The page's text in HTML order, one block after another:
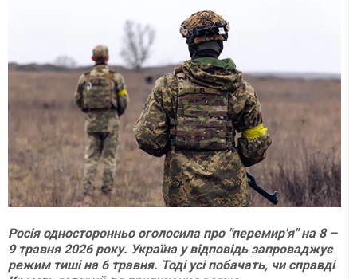
Росія односторонньо оголосила про "перемир'я" на 8 –
9 травня 2026 року. Україна у відповідь запроваджує
режим тиші на 6 травня. Тоді усі побачать, чи справді